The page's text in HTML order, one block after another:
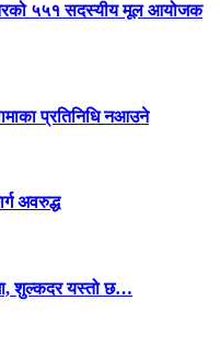
५५१ सदस्यीय मूल आयोजक
प्रतिनिधि नआउने
अवरुद्ध
शुल्कदर यस्तो छ…